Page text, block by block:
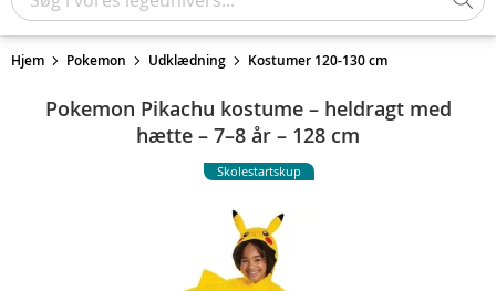
Hjem Pokemon Udklædning Kostumer 120-130 cm
Pokemon Pikachu kostume – heldragt med
hætte – 7–8 år – 128 cm
Skolestartskup